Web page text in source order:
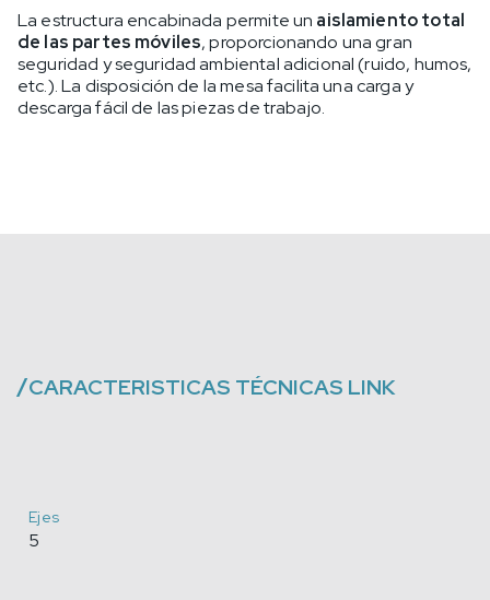
La estructura encabinada permite un aislamiento total
de las partes móviles, proporcionando una gran
seguridad y seguridad ambiental adicional (ruido, humos,
etc.). La disposición de la mesa facilita una carga y
descarga fácil de las piezas de trabajo.
/CARACTERISTICAS TÉCNICAS LINK
Ejes
5